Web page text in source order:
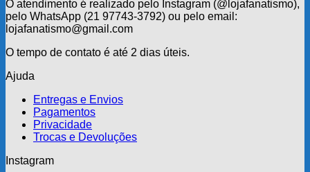
O atendimento é realizado pelo Instagram (@lojafanatismo),
pelo WhatsApp (21 97743-3792) ou pelo email:
lojafanatismo@gmail.com
O tempo de contato é até 2 dias úteis.
Ajuda
Entregas e Envios
Pagamentos
Privacidade
Trocas e Devoluções
Instagram